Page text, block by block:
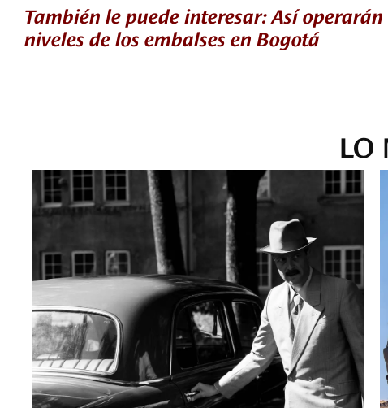
También le puede interesar: Así
niveles de los embalses en Bogotá
LO